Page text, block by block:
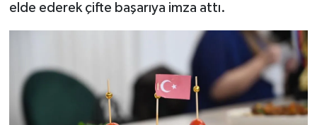
elde ederek çifte başarıya imza attı.